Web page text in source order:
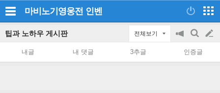
마비노기영웅전 인벤
팁과 노하우 게시판 전체보기
공
on/off
검
색
글
쓰
내글 내 댓글 3추글 인증글